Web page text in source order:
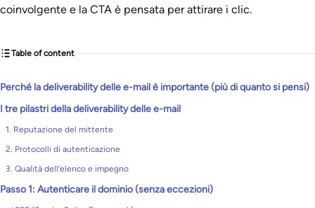
coinvolgente e la CTA è pensata per attirare i clic.
Table of content
Perché la deliverability delle e-mail è importante (più di quanto si pensi)
I tre pilastri della deliverability delle e-mail
1. Reputazione del mittente
2. Protocolli di autenticazione
3. Qualità dell’elenco e impegno
Passo 1: Autenticare il dominio (senza eccezioni)